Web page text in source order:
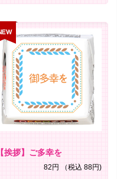
【挨拶】ご多幸を
82円 （税込 88円)